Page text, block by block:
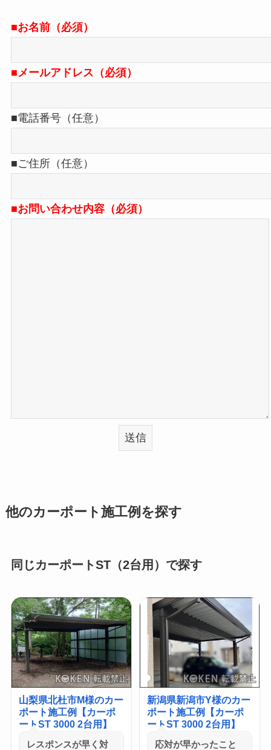
■お名前（必須）
■メールアドレス（必須）
■電話番号（任意）
■ご住所（任意）
■お問い合わせ内容（必須）
他のカーポート施工例を探す
同じカーポートST（2台用）で探す
山梨県北杜市M様のカー
ポート施工例【カーポ
ートST 3000 2台用】
レスポンスが早く対
新潟県新潟市Y様のカー
ポート施工例【カーポ
ートST 3000 2台用】
応対が早かったこと